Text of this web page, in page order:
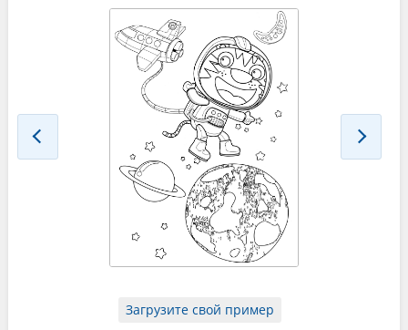
Загрузите свой пример